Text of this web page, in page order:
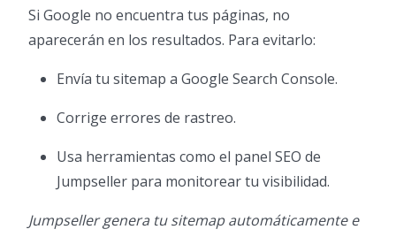
Si Google no encuentra tus páginas, no
aparecerán en los resultados. Para evitarlo:
Envía tu sitemap a Google Search Console.
Corrige errores de rastreo.
Usa herramientas como el panel SEO de
Jumpseller para monitorear tu visibilidad.
Jumpseller genera tu sitemap automáticamente e